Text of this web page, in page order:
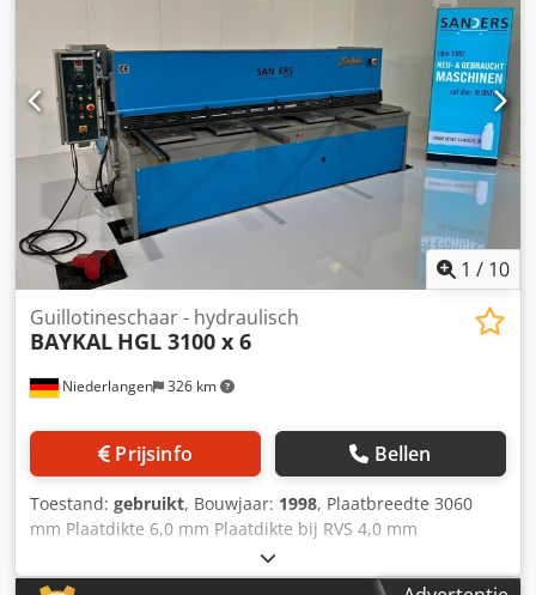
1 / 10
Niederlangen 326 km
Guillotineschaar - hydraulisch
BAYKAL HGL 3100 x 6
Prijsinfo Bellen
Toestand: gebruikt, Bouwjaar: 1998, Plaatbreedte 3060
mm Plaatdikte 6,0 mm Plaatdikte bij RVS 4,0 mm
Staanderbreedte 3100 mm Aandrukpunten 16 stuks
Maximale slagen per minuut 10 - 15 slagen/min Olie-